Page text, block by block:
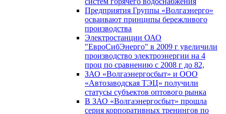
Предприятия Группы «Волгаэнерго»
осваивают принципы бережливого
производства
Электростанции ОАО
"ЕвроСибЭнерго" в 2009 г увеличили
производство электроэнергии на 4
проц по сравнению с 2008 г до 82,
ЗАО «Волгаэнергосбыт» и ООО
«Автозаводская ТЭЦ» получили
статусы субъектов оптового рынка
В ЗАО «Волгаэнергосбыт» прошла
серия корпоративных тренингов по